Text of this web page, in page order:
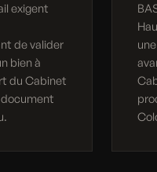
exigent
de valider
bien à
du Cabinet